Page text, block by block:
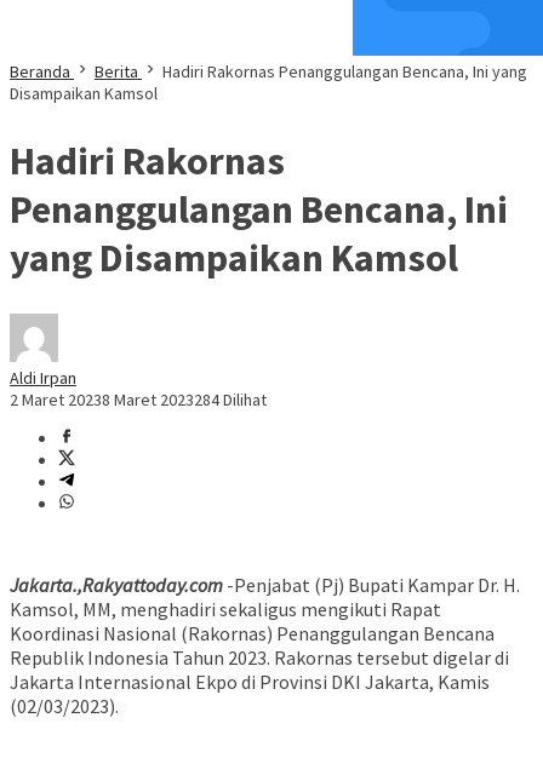
Beranda Berita
Hadiri Rakornas Penanggulangan Bencana, Ini yang
Disampaikan Kamsol
Hadiri Rakornas
Penanggulangan Bencana, Ini
yang Disampaikan Kamsol
Aldi Irpan
2 Maret 20238 Maret 2023284 Dilihat
Jakarta.,Rakyattoday.com -Penjabat (Pj) Bupati Kampar Dr. H.
Kamsol, MM, menghadiri sekaligus mengikuti Rapat
Koordinasi Nasional (Rakornas) Penanggulangan Bencana
Republik Indonesia Tahun 2023. Rakornas tersebut digelar di
Jakarta Internasional Ekpo di Provinsi DKI Jakarta, Kamis
(02/03/2023).